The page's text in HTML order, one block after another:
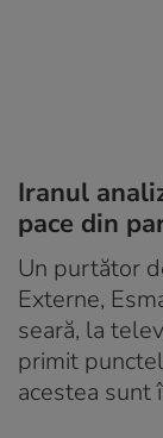
Iranul
pace din
Un purtător
Externe,
seară, la
primit
acestea sunt